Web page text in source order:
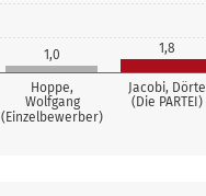
Hoppe,
Wolfgang
(Einzelbewerber)
Jacobi, Dörte
(Die PARTEI)
1,0 1,8